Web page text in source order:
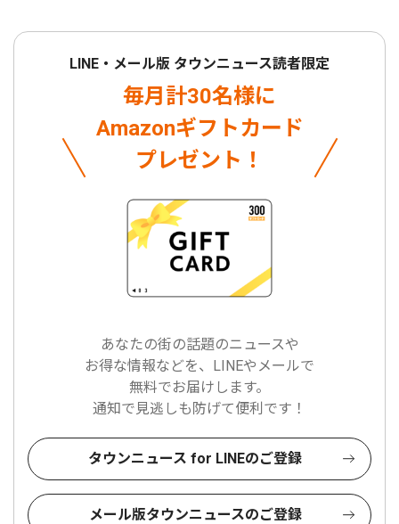
LINE・メール版 タウンニュース読者限定
毎月計30名様に
Amazonギフトカード
プレゼント！
あなたの街の話題のニュースや
お得な情報などを、LINEやメールで
無料でお届けします。
通知で見逃しも防げて便利です！
タウンニュース for LINEのご登録
メール版タウンニュースのご登録